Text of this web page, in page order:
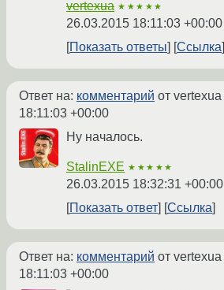
vertexua ★★★★★
26.03.2015 18:11:03 +00:00
Показать ответы
Ссылка
Ответ на: комментарий от vertexua
18:11:03 +00:00
Ну началось.
StalinEXE ★★★★★
26.03.2015 18:32:31 +00:00
Показать ответ
Ссылка
Ответ на: комментарий от vertexua
18:11:03 +00:00